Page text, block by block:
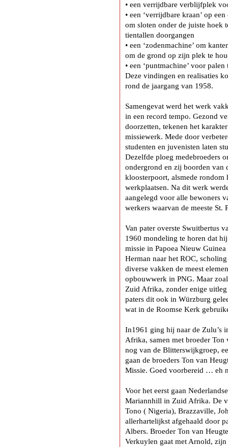
• een verrijdbare verblijfplek
• een ‘verrijdbare kraan’ op
om sloten onder de juiste hoek
tientallen doorgangen
• een ‘zodenmachine’ om
om de grond op zijn plek te
• een ‘puntmachine’ voor
Deze vindingen en realisaties
rond de jaargang van 1958.
Samengevat werd het werk
in een record tempo. Gezond
doorzetten, tekenen het
missiewerk. Mede door
studenten en juvenisten laten
Dezelfde ploeg medebroeders
ondergrond en zij boorden van
kloosterpoort, alsmede rondom
werkplaatsen. Na dit werk
aangelegd voor alle bewoners
werkers waarvan de meeste St.
Van pater overste Swuitbertus
1960 mondeling te horen dat
missie in Papoea Nieuw
Herman naar het ROC,
diverse vakken de meest
opbouwwerk in PNG. Maar
Zuid Afrika, zonder enige
paters dit ook in Würzburg
wat in de Roomse Kerk
In1961 ging hij naar de Zulu’s
Afrika, samen met broeder Ton
nog van de Blitterswijkgroep,
gaan de broeders Ton van
Missie. Goed voorbereid … eh
Voor het eerst gaan
Mariannhill in Zuid Afrika. De
Tono ( Nigeria), Brazzaville,
allerhartelijkst afgehaald door
Albers. Broeder Ton van
Verkuylen gaat met Arnold,